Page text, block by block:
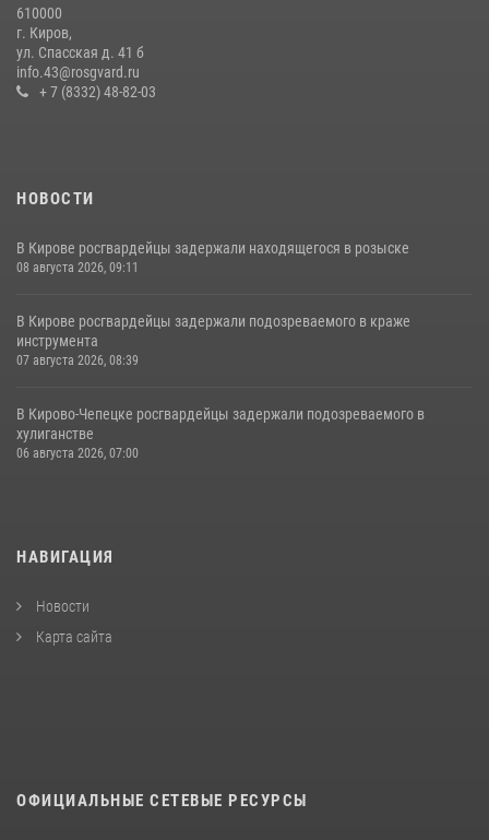
Кировские росгвардейцы задержали неоднократно судимую
гражданку, подозреваемую в краже
21 июля 2026, 08:20
610000
г. Киров,
ул. Спасская д. 41 б
info.43@rosgvard.ru
+ 7 (8332) 48-82-03
НОВОСТИ
В Кирове росгвардейцы задержали находящегося в розыске
08 августа 2026, 09:11
В Кирове росгвардейцы задержали подозреваемого в краже
инструмента
07 августа 2026, 08:39
В Кирово-Чепецке росгвардейцы задержали подозреваемого в
хулиганстве
06 августа 2026, 07:00
НАВИГАЦИЯ
Новости
Карта сайта
ОФИЦИАЛЬНЫЕ СЕТЕВЫЕ РЕСУРСЫ